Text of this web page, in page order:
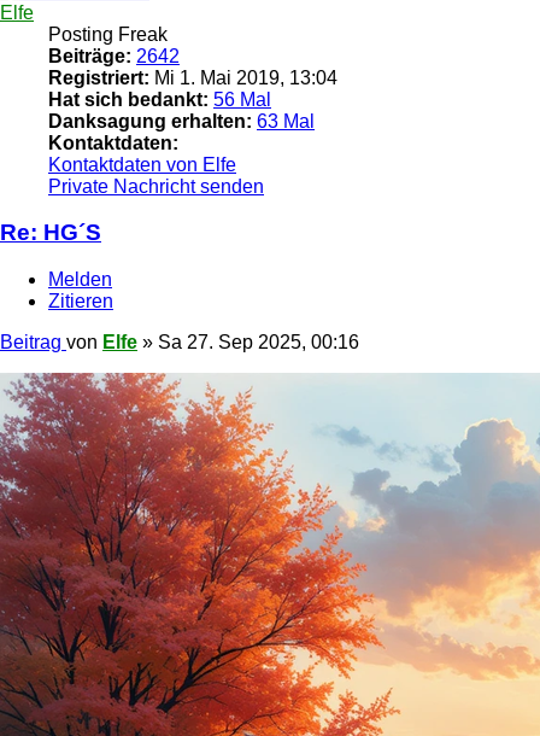
Elfe
Posting Freak
Beiträge: 2642
Registriert: Mi 1. Mai 2019, 13:04
Hat sich bedankt: 56 Mal
Danksagung erhalten: 63 Mal
Kontaktdaten:
Kontaktdaten von Elfe
Private Nachricht senden
Re: HG´S
Melden
Zitieren
Beitrag von Elfe » Sa 27. Sep 2025, 00:16